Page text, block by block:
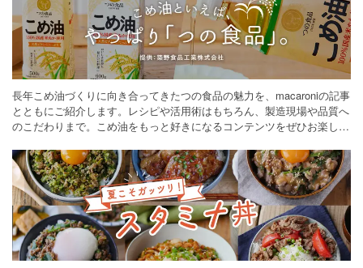
長年こめ油づくりに向き合ってきたつの食品の魅力を、macaroniの記事
とともにご紹介します。レシピや活用術はもちろん、製造現場や品質へ
のこだわりまで。こめ油をもっと好きになるコンテンツをぜひお楽しみ